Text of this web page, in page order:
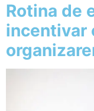
Rotina de
incentivar